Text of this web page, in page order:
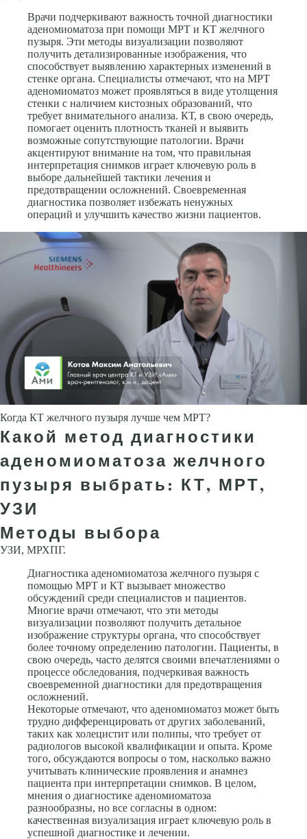
Врачи подчеркивают важность точной диагностики
аденомиоматоза при помощи МРТ и КТ желчного
пузыря. Эти методы визуализации позволяют
получить детализированные изображения, что
способствует выявлению характерных изменений в
стенке органа. Специалисты отмечают, что на МРТ
аденомиоматоз может проявляться в виде утолщения
стенки с наличием кистозных образований, что
требует внимательного анализа. КТ, в свою очередь,
помогает оценить плотность тканей и выявить
возможные сопутствующие патологии. Врачи
акцентируют внимание на том, что правильная
интерпретация снимков играет ключевую роль в
выборе дальнейшей тактики лечения и
предотвращении осложнений. Своевременная
диагностика позволяет избежать ненужных
операций и улучшить качество жизни пациентов.
Когда КТ желчного пузыря лучше чем МРТ?
Какой метод диагностики
аденомиоматоза желчного
пузыря выбрать: КТ, МРТ,
УЗИ
Методы выбора
УЗИ, МРХПГ.
Диагностика аденомиоматоза желчного пузыря с
помощью МРТ и КТ вызывает множество
обсуждений среди специалистов и пациентов.
Многие врачи отмечают, что эти методы
визуализации позволяют получить детальное
изображение структуры органа, что способствует
более точному определению патологии. Пациенты, в
свою очередь, часто делятся своими впечатлениями о
процессе обследования, подчеркивая важность
своевременной диагностики для предотвращения
осложнений.
Некоторые отмечают, что аденомиоматоз может быть
трудно дифференцировать от других заболеваний,
таких как холецистит или полипы, что требует от
радиологов высокой квалификации и опыта. Кроме
того, обсуждаются вопросы о том, насколько важно
учитывать клинические проявления и анамнез
пациента при интерпретации снимков. В целом,
мнения о диагностике аденомиоматоза
разнообразны, но все согласны в одном:
качественная визуализация играет ключевую роль в
успешной диагностике и лечении.